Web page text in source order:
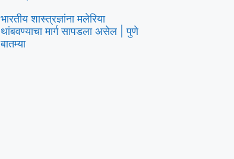
भारतीय शास्त्रज्ञांना मलेरिया
थांबवण्याचा मार्ग सापडला असेल | पुणे
बातम्या